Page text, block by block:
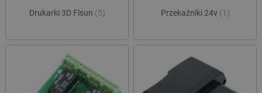
Drukarki 3D Flsun (5) Przekaźniki 24v (1)